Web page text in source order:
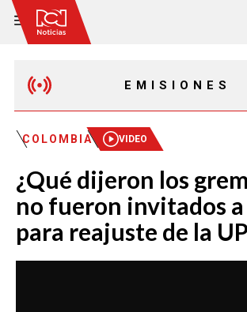
EMISIONES
MAÑANA EXPRESS
EMISIÓN 12:30 PM
EMISIÓN 7:00 PM
COLOMBIA VIDEO
¿Qué dijeron los
no fueron invitados a
para reajuste de la